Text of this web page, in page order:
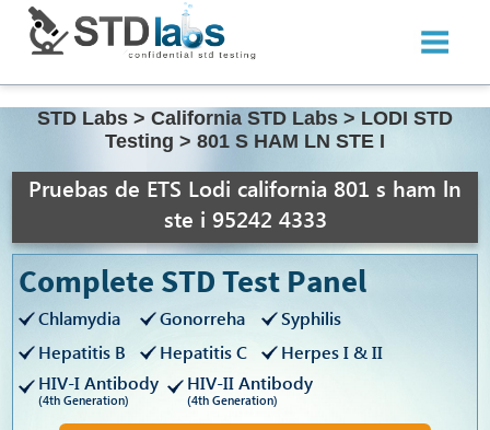
STD Labs > California STD Labs > LODI STD
Testing > 801 S HAM LN STE I
Pruebas de ETS Lodi california 801 s ham ln
ste i 95242 4333
Complete STD Test Panel
Chlamydia Gonorreha
Syphilis
Hepatitis B
Hepatitis C
Herpes I & II
HIV-I Antibody
(4th Generation)
HIV-II Antibody
(4th Generation)